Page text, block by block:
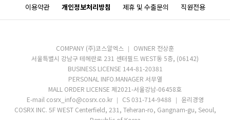
이용약관 개인정보처리방침 제휴 및 수출문의 직원전용
COMPANY (주)코스알엑스
OWNER 전상훈
서울특별시 강남구 테헤란로 231 센터필드 WEST동 5층, (06142)
BUSINESS LICENSE 144-81-20381
PERSONAL INFO.MANAGER 서무열
MALL ORDER LICENSE 제2021-서울강남-06458호
E-mail cosrx_info@cosrx.co.kr
CS 031-714-9488
윤리경영
COSRX INC. 5F WEST Centerfield, 231, Teheran-ro, Gangnam-gu, Seoul,